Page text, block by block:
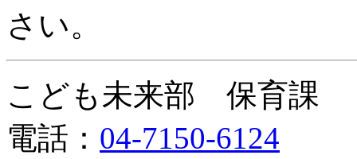
さい。
こども未来部 保育課
電話： 04-7150-6124